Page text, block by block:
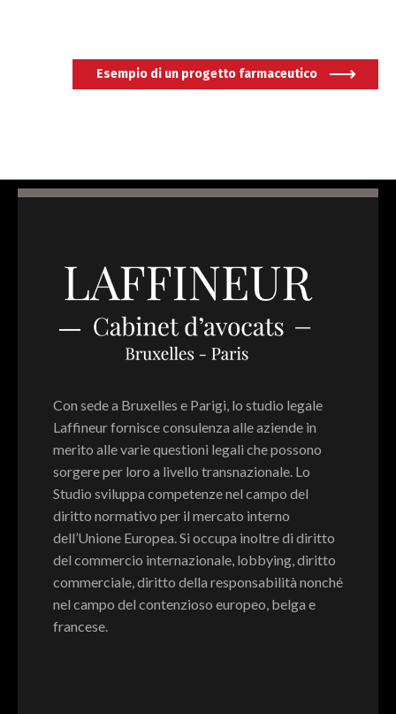
Esempio di un progetto farmaceutico
Con sede a Bruxelles e Parigi, lo studio legale
Laffineur fornisce consulenza alle aziende in
merito alle varie questioni legali che possono
sorgere per loro a livello transnazionale. Lo
Studio sviluppa competenze nel campo del
diritto normativo per il mercato interno
dell’Unione Europea. Si occupa inoltre di diritto
del commercio internazionale, lobbying, diritto
commerciale, diritto della responsabilità nonché
nel campo del contenzioso europeo, belga e
francese.
Português